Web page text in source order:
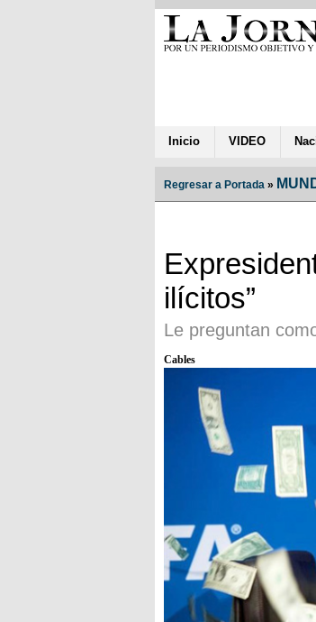
Inicio VIDEO
Regresar a Portada »
ilícitos”
Le preguntan
Cables